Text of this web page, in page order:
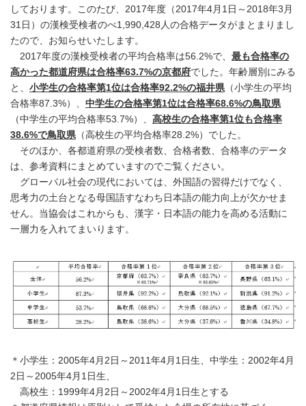
しております。このたび、2017年度（2017年4月1日～2018年3月
31日）の漢検受検者のべ1,990,428人の合格データがまとまりまし
たので、お知らせいたします。
2017年度の漢検受検者の平均合格率は56.2%で、 最も合格率の
高かった都道府県は合格率63.7%の京都府でした。年齢層別にみる
と、 小学生の合格率第1位は合格率92.2%の福井県（小学生の平均
合格率87.3%）、 中学生の合格率第1位は合格率68.6%の鳥取県
（中学生の平均合格率53.7%）、 高校生の合格率第1位も合格率
38.6%で鳥取県（高校生の平均合格率28.2%）でした。
そのほか、各都道府県の受検者数、合格者数、合格率のデータ
は、参考資料にまとめていますのでご覧ください。
グローバル社会の現代においては、外国語の習得だけでなく、
思考力の土台となる母国語すなわち日本語の能力向上が欠かせま
せん。当協会はこれからも、漢字・日本語の能力を高める活動に
一層力を入れてまいります。
＊小学生：2005年4月2日～2011年4月1日生、中学生：2002年4月
2日～2005年4月1日生、
高校生：1999年4月2日～2002年4月1日生とする